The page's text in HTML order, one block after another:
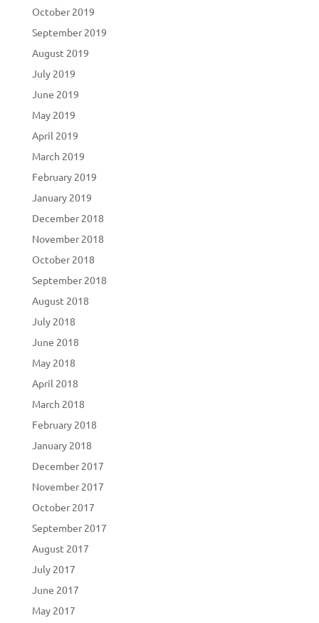
October 2019
September 2019
August 2019
July 2019
June 2019
May 2019
April 2019
March 2019
February 2019
January 2019
December 2018
November 2018
October 2018
September 2018
August 2018
July 2018
June 2018
May 2018
April 2018
March 2018
February 2018
January 2018
December 2017
November 2017
October 2017
September 2017
August 2017
July 2017
June 2017
May 2017